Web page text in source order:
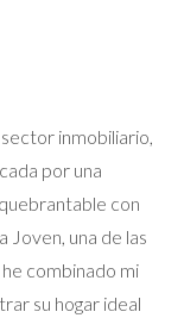
o pérdida
a la compra y
que pueden
Habitual
por 200,000
inmobiliario,
por una
con
Joven, una de las
combinado mi
su hogar ideal